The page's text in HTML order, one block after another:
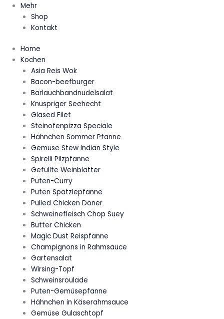
Mehr
Shop
Kontakt
Home
Kochen
Asia Reis Wok
Bacon-beefburger
Bärlauchbandnudelsalat
Knuspriger Seehecht
Glased Filet
Steinofenpizza Speciale
Hähnchen Sommer Pfanne
Gemüse Stew Indian Style
Spirelli Pilzpfanne
Gefüllte Weinblätter
Puten-Curry
Puten Spätzlepfanne
Pulled Chicken Döner
Schweinefleisch Chop Suey
Butter Chicken
Magic Dust Reispfanne
Champignons in Rahmsauce
Gartensalat
Wirsing-Topf
Schweinsroulade
Puten-Gemüsepfanne
Hähnchen in Käserahmsauce
Gemüse Gulaschtopf